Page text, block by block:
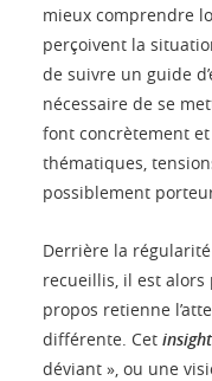
mieux comprendre
perçoivent la
de suivre un guide
nécessaire de se
font concrètement
thématiques,
possiblement
Derrière la
recueillis, il est alors
propos retienne
différente. Cet insight
déviant », ou une